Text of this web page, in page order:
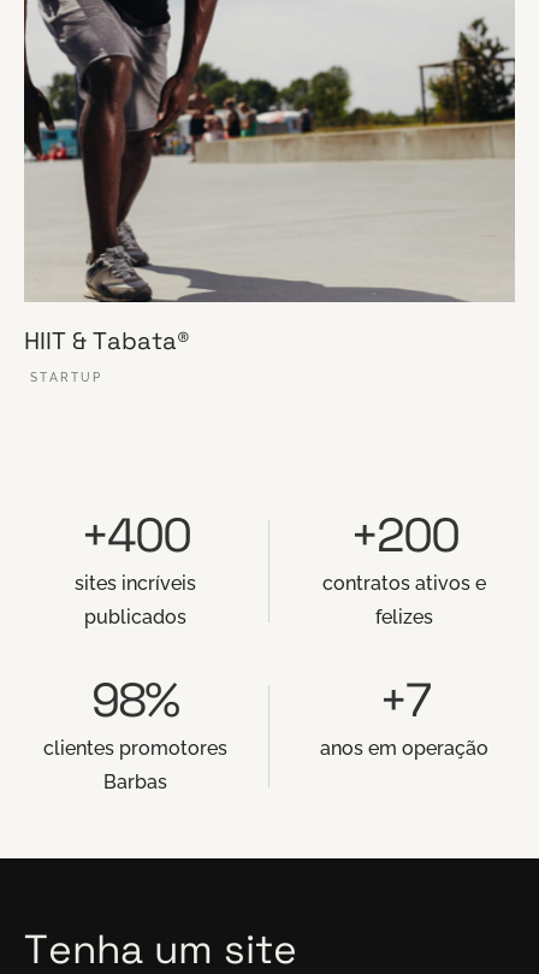
HIIT & Tabata®
STARTUP
+400
sites incríveis
publicados
+200
contratos ativos e
felizes
98%
clientes promotores
Barbas
+7
anos em operação
Tenha um site